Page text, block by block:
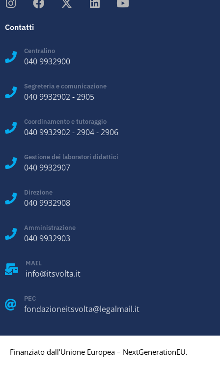
Contatti
Centralino
040 9932900
Segreteria e comunicazione
040 9932902-2905
Coordinamento e tutoraggio
040 9932902-2904-2906
Gestione dei laboratori didattici
040 9932907
Direzione
040 9932908
Amministrazione
040 9932903
MAIL
info@itsvolta.it
PEC
fondazioneitsvolta@legalmail.it
Finanziato dall’Unione Europea – NextGenerationEU.